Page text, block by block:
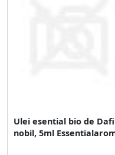
Ulei esential bio de
nobil, 5ml